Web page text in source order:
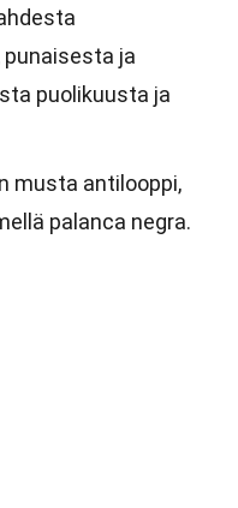
ja
puolikuusta ja
musta antilooppi,
palanca negra.